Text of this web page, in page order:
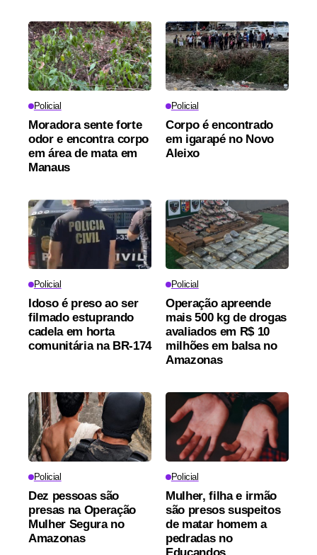
Policial
Moradora sente forte
odor e encontra corpo
em área de mata em
Manaus
Policial
Corpo é encontrado
em igarapé no Novo
Aleixo
Policial
Idoso é preso ao ser
filmado estuprando
cadela em horta
comunitária na BR-174
Policial
Operação apreende
mais 500 kg de drogas
avaliados em R$ 10
milhões em balsa no
Amazonas
Policial
Dez pessoas são
presas na Operação
Mulher Segura no
Amazonas
Policial
Mulher, filha e irmão
são presos suspeitos
de matar homem a
pedradas no